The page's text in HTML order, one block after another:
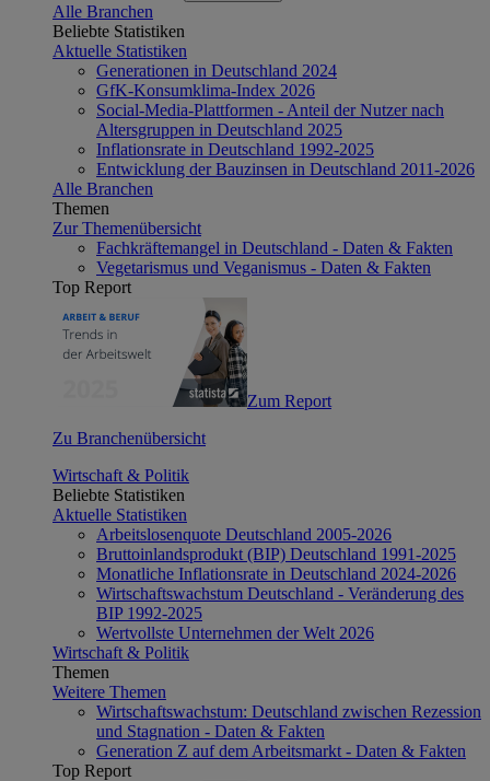
Alle Branchen
Beliebte Statistiken
Aktuelle Statistiken
Generationen in Deutschland 2024
GfK-Konsumklima-Index 2026
Social-Media-Plattformen - Anteil der Nutzer nach
Altersgruppen in Deutschland 2025
Inflationsrate in Deutschland 1992-2025
Entwicklung der Bauzinsen in Deutschland 2011-2026
Alle Branchen
Themen
Zur Themenübersicht
Fachkräftemangel in Deutschland - Daten & Fakten
Vegetarismus und Veganismus - Daten & Fakten
Top Report
Zum Report
Zu Branchenübersicht
Wirtschaft & Politik
Beliebte Statistiken
Aktuelle Statistiken
Arbeitslosenquote Deutschland 2005-2026
Bruttoinlandsprodukt (BIP) Deutschland 1991-2025
Monatliche Inflationsrate in Deutschland 2024-2026
Wirtschaftswachstum Deutschland - Veränderung des
BIP 1992-2025
Wertvollste Unternehmen der Welt 2026
Wirtschaft & Politik
Themen
Weitere Themen
Wirtschaftswachstum: Deutschland zwischen Rezession
und Stagnation - Daten & Fakten
Generation Z auf dem Arbeitsmarkt - Daten & Fakten
Top Report